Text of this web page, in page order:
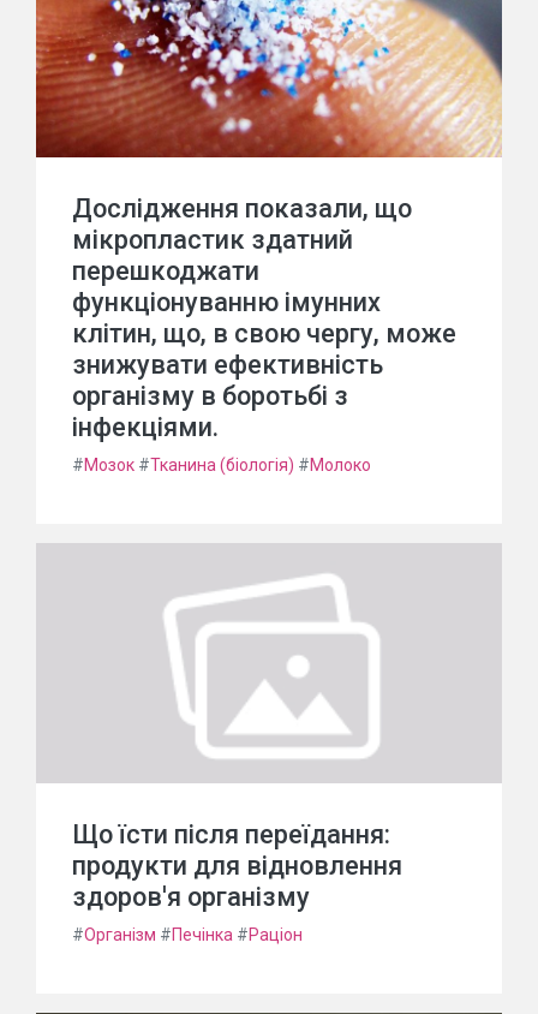
Дослідження показали, що
мікропластик здатний
перешкоджати
функціонуванню імунних
клітин, що, в свою чергу, може
знижувати ефективність
організму в боротьбі з
інфекціями.
#Мозок #Тканина (біологія) #Молоко
Що їсти після переїдання:
продукти для відновлення
здоров'я організму
#Організм #Печінка #Раціон